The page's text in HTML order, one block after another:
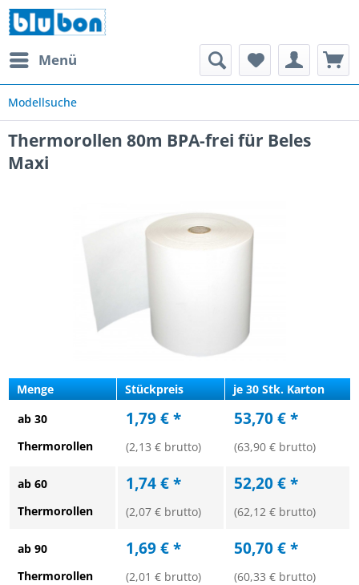
Menü
Modellsuche
Thermorollen 80m BPA-frei für Beles
Maxi
Menge Stückpreis
je 30 Stk. Karton
ab 30
Thermorollen
1,79 € *
(2,13 € brutto)
53,70 € *
(63,90 € brutto)
ab 60
Thermorollen
1,74 € *
(2,07 € brutto)
52,20 € *
(62,12 € brutto)
ab 90
Thermorollen
1,69 € *
(2,01 € brutto)
50,70 € *
(60,33 € brutto)